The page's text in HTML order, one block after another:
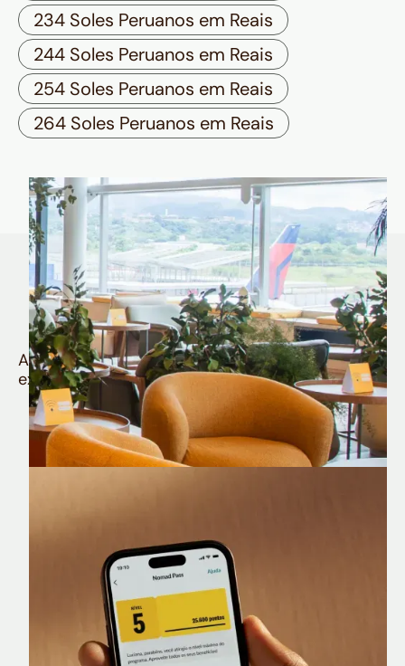
234 Soles Peruanos em Reais
244 Soles Peruanos em Reais
254 Soles Peruanos em Reais
264 Soles Peruanos em Reais
Quem é Nomad tem
muito mais
Aproveite todos os benefícios e vantagens
exclusivas da sua Conta Internacional
Nomad Lounge
Sala VIP no Aeroporto de Guarulhos